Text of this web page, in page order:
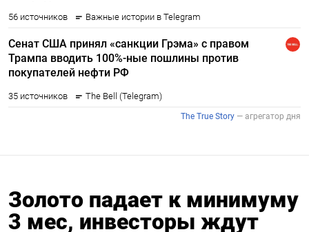
Золото падает к минимуму
3 мес, инвесторы ждут